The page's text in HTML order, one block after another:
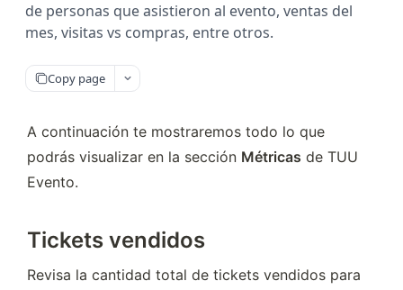
de personas que asistieron al evento, ventas del
mes, visitas vs compras, entre otros.
Copy page
A continuación te mostraremos todo lo que
podrás visualizar en la sección Métricas de TUU
Evento.
Tickets vendidos
Revisa la cantidad total de tickets vendidos para